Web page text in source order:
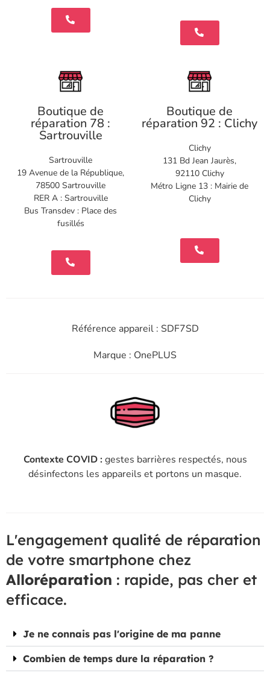
Boutique de
réparation 78 :
Sartrouville
Sartrouville
19 Avenue de la République,
78500 Sartrouville
RER A : Sartrouville
Bus Transdev : Place des
fusillés
Boutique de
réparation 92 : Clichy
Clichy
131 Bd Jean Jaurès,
92110 Clichy
Métro Ligne 13 : Mairie de
Clichy
Référence appareil : SDF7SD
Marque : OnePLUS
Contexte COVID :gestes barrières respectés, nous
désinfectons les appareils et portons un masque.
L'engagement qualité de réparation
de votre smartphone chez
Alloréparation : rapide, pas cher et
efficace.
Je ne connais pas l'origine de ma panne
Combien de temps dure la réparation ?